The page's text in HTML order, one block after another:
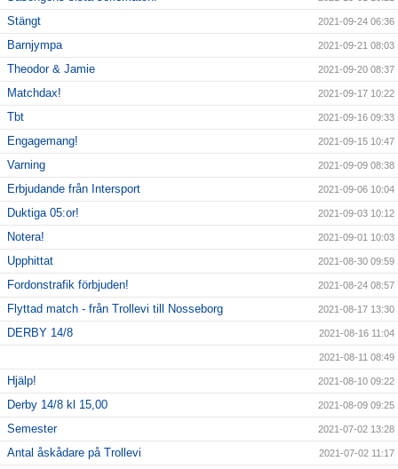
Stängt 2021-09-24 06:36
Barnjympa 2021-09-21 08:03
Theodor & Jamie 2021-09-20 08:37
Matchdax! 2021-09-17 10:22
Tbt 2021-09-16 09:33
Engagemang! 2021-09-15 10:47
Varning 2021-09-09 08:38
Erbjudande från Intersport 2021-09-06 10:04
Duktiga 05:or! 2021-09-03 10:12
Notera! 2021-09-01 10:03
Upphittat 2021-08-30 09:59
Fordonstrafik förbjuden! 2021-08-24 08:57
Flyttad match - från Trollevi till Nosseborg 2021-08-17 13:30
DERBY 14/8 2021-08-16 11:04
2021-08-11 08:49
Hjälp! 2021-08-10 09:22
Derby 14/8 kl 15,00 2021-08-09 09:25
Semester 2021-07-02 13:28
Antal åskådare på Trollevi 2021-07-02 11:17